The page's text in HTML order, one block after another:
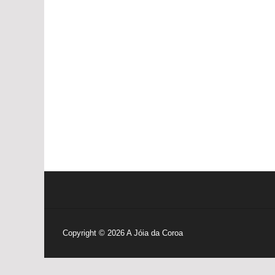
Copyright © 2026 A Jóia da Coroa